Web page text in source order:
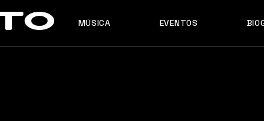
MÚSICA EVENTOS
MASHUPS
ORIGINALES